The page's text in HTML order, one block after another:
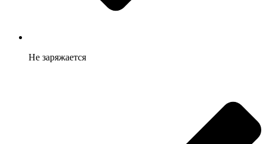
Не заряжается